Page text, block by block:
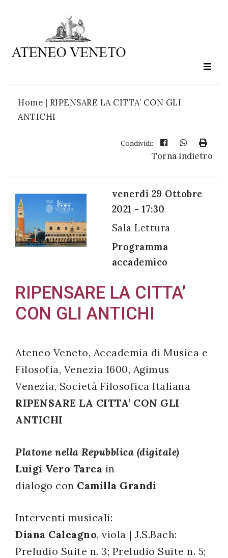
Home | RIPENSARE LA CITTA’ CON GLI
ANTICHI
Condividi:
Torna indietro
venerdì 29 Ottobre
2021 - 17:30
Sala Lettura
Programma
accademico
RIPENSARE LA CITTA’
CON GLI ANTICHI
Ateneo Veneto, Accademia di Musica e
Filosofia, Venezia 1600, Agimus
Venezia, Società Filosofica Italiana
RIPENSARE LA CITTA’ CON GLI
ANTICHI
Platone nella Repubblica (digitale)
Luigi Vero Tarca in
dialogo con Camilla Grandi
Interventi musicali:
Diana Calcagno, viola | J.S.Bach:
Preludio Suite n. 3; Preludio Suite n. 5;
Ateneo
è
cultura
Acconsento
all'uso dei
miei dati
con il
decreto
legislativo
196/03
avvenuta con
successo!